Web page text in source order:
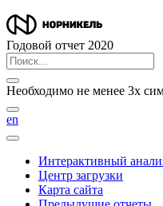
Годовой отчет 2020
Необходимо не менее 3х
en
Интерактивный
Центр загрузки
Карта сайта